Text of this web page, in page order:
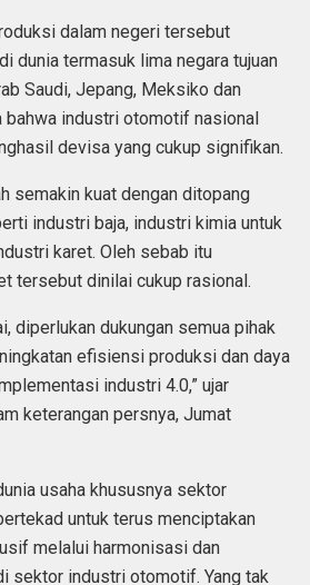
dalam negeri tersebut
dunia termasuk lima negara tujuan
Saudi, Jepang, Meksiko dan
bahwa industri otomotif nasional
devisa yang cukup signifikan.
semakin kuat dengan ditopang
industri baja, industri kimia untuk
karet. Oleh sebab itu
tersebut dinilai cukup rasional.
diperlukan dukungan semua pihak
efisiensi produksi dan daya
industri 4.0,” ujar
keterangan persnya, Jumat
usaha khususnya sektor
untuk terus menciptakan
melalui harmonisasi dan
sektor industri otomotif. Yang tak